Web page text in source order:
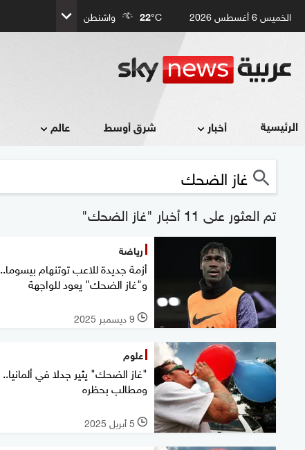
الخميس 6 أغسطس 2026 22°C واشنطن
الرئيسية أخبار شرق أوسط عالم
تم العثور على 11 أخبار "غاز الضحك"
رياضة
أزمة جديدة للاعب توتنهام بيسوما..
و"غاز الضحك" يعود للواجهة
l 9 ديسمبر 2025
علوم
"غاز الضحك" يثير جدلا في ألمانيا..
ومطالب بحظره
l 5 أبريل 2025